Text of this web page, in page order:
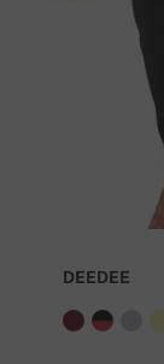
DEEDEE